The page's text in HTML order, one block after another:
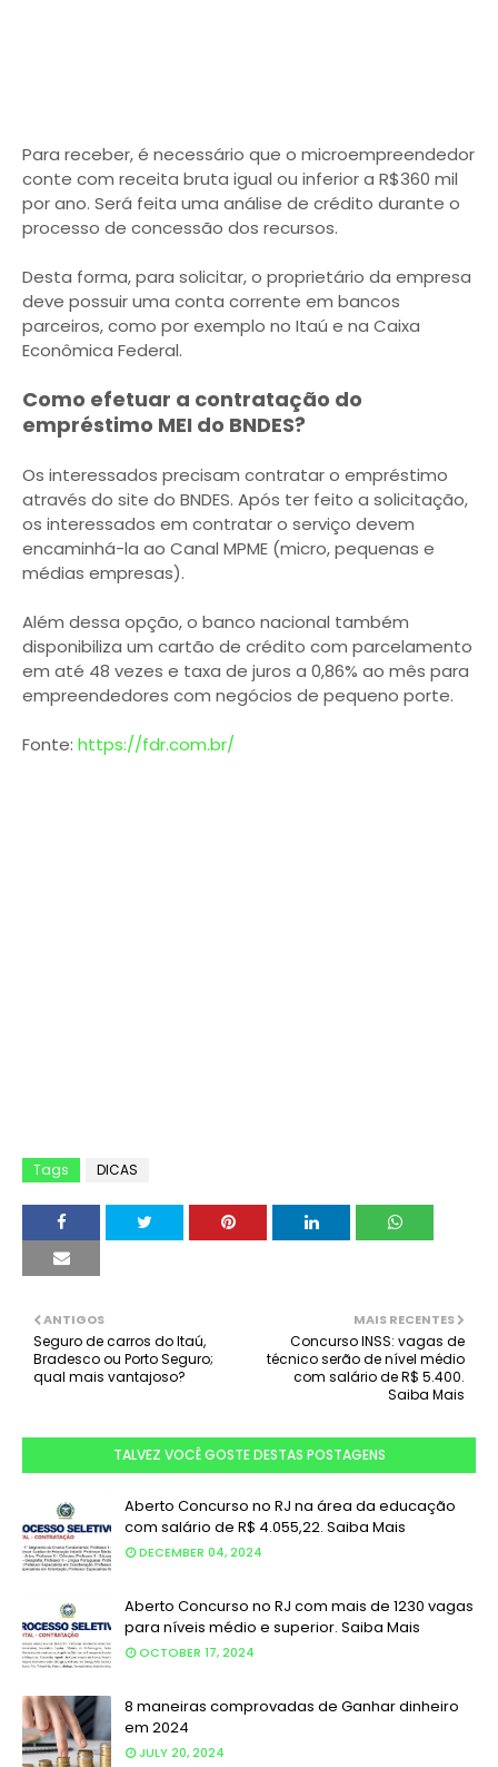
Para receber, é necessário que o microempreendedor
conte com receita bruta igual ou inferior a R$360 mil
por ano. Será feita uma análise de crédito durante o
processo de concessão dos recursos.
Desta forma, para solicitar, o proprietário da empresa
deve possuir uma conta corrente em bancos
parceiros, como por exemplo no Itaú e na Caixa
Econômica Federal.
Como efetuar a contratação do
empréstimo MEI do BNDES?
Os interessados precisam contratar o empréstimo
através do site do BNDES. Após ter feito a solicitação,
os interessados em contratar o serviço devem
encaminhá-la ao Canal MPME (micro, pequenas e
médias empresas).
Além dessa opção, o banco nacional também
disponibiliza um cartão de crédito com parcelamento
em até 48 vezes e taxa de juros a 0,86% ao mês para
empreendedores com negócios de pequeno porte.
Fonte: https://fdr.com.br/
Tags DICAS
MAIS RECENTES
Concurso INSS: vagas de
técnico serão de nível médio
com salário de R$ 5.400.
Saiba Mais
ANTIGOS
Seguro de carros do Itaú,
Bradesco ou Porto Seguro;
qual mais vantajoso?
TALVEZ VOCÊ GOSTE DESTAS POSTAGENS
Aberto Concurso no RJ na área da educação
com salário de R$ 4.055,22. Saiba Mais
DECEMBER 04, 2024
Aberto Concurso no RJ com mais de 1230 vagas
para níveis médio e superior. Saiba Mais
OCTOBER 17, 2024
8 maneiras comprovadas de Ganhar dinheiro
em 2024
JULY 20, 2024